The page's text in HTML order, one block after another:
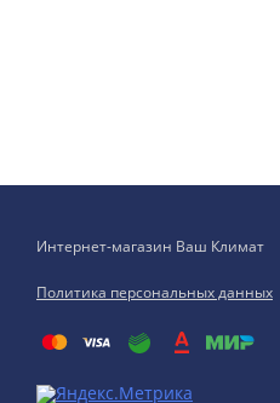
Интернет-магазин Ваш Климат
Политика персональных данных